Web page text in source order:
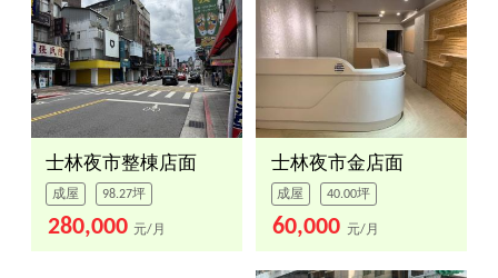
士林夜市整棟店面
成屋 98.27坪
280,000 元/月
士林夜市金店面
成屋 40.00坪
60,000 元/月